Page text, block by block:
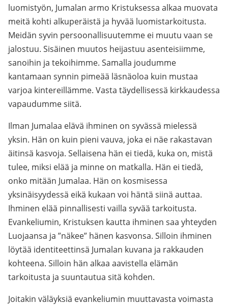
luomistyön, Jumalan armo Kristuksessa alkaa muovata
meitä kohti alkuperäistä ja hyvää luomistarkoitusta.
Meidän syvin persoonallisuutemme ei muutu vaan se
jalostuu. Sisäinen muutos heijastuu asenteisiimme,
sanoihin ja tekoihimme. Samalla joudumme
kantamaan synnin pimeää läsnäoloa kuin mustaa
varjoa kintereillämme. Vasta täydellisessä kirkkaudessa
vapaudumme siitä.
Ilman Jumalaa elävä ihminen on syvässä mielessä
yksin. Hän on kuin pieni vauva, joka ei näe rakastavan
äitinsä kasvoja. Sellaisena hän ei tiedä, kuka on, mistä
tulee, miksi elää ja minne on matkalla. Hän ei tiedä,
onko mitään Jumalaa. Hän on kosmisessa
yksinäisyydessä eikä kukaan voi häntä siinä auttaa.
Ihminen elää pinnallisesti vailla syvää tarkoitusta.
Evankeliumin, Kristuksen kautta ihminen saa yhteyden
Luojaansa ja ”näkee” hänen kasvonsa. Silloin ihminen
löytää identiteettinsä Jumalan kuvana ja rakkauden
kohteena. Silloin hän alkaa aavistella elämän
tarkoitusta ja suuntautua sitä kohden.
Joitakin väläyksiä evankeliumin muuttavasta voimasta